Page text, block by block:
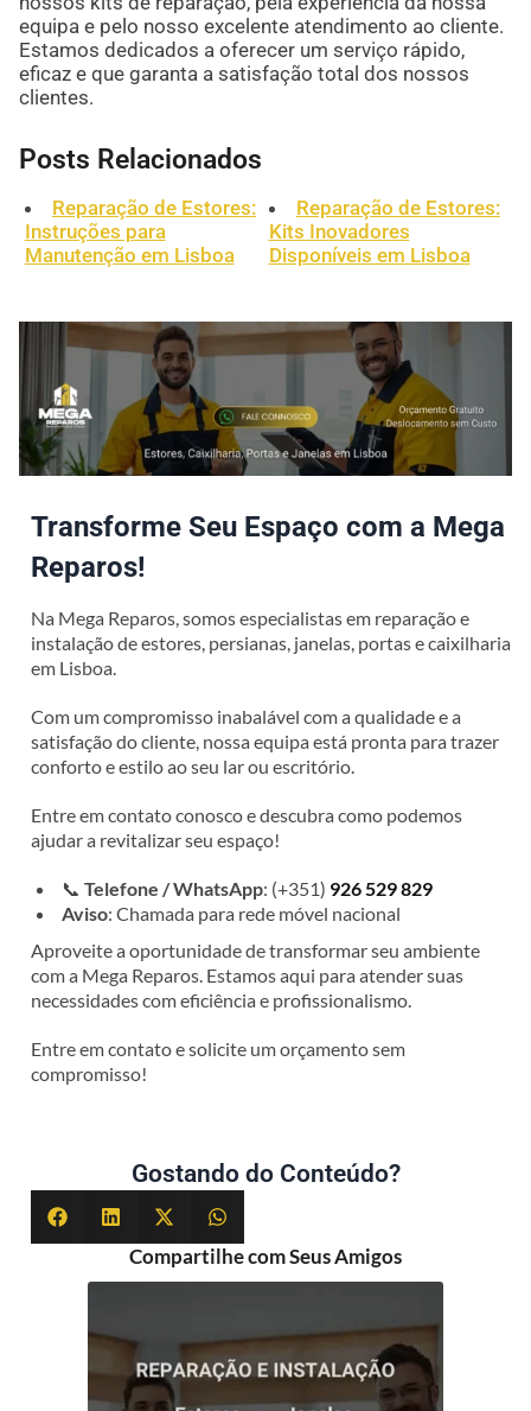
equipa e pelo nosso excelente atendimento ao cliente.
Estamos dedicados a oferecer um serviço rápido,
eficaz e que garanta a satisfação total dos nossos
clientes.
Posts Relacionados
Reparação de Estores:
Instruções para
Manutenção em Lisboa
Reparação de Estores:
Kits Inovadores
Disponíveis em Lisboa
Transforme Seu Espaço com a Mega
Reparos!
Na Mega Reparos, somos especialistas em reparação e
instalação de estores, persianas, janelas, portas e caixilharia
em Lisboa.
Com um compromisso inabalável com a qualidade e a
satisfação do cliente, nossa equipa está pronta para trazer
conforto e estilo ao seu lar ou escritório.
Entre em contato conosco e descubra como podemos
ajudar a revitalizar seu espaço!
📞Telefone / WhatsApp: (+351) 926 529 829
Aviso: Chamada para rede móvel nacional
Aproveite a oportunidade de transformar seu ambiente
com a Mega Reparos. Estamos aqui para atender suas
necessidades com eficiência e profissionalismo.
Entre em contato e solicite um orçamento sem
compromisso!
Gostando do Conteúdo?
Compartilhe com Seus Amigos